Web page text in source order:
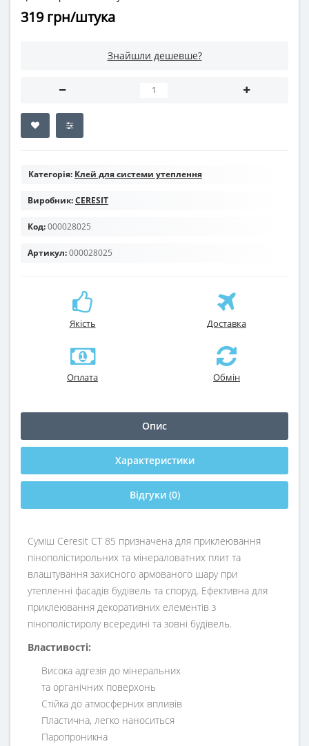
319 грн/штука
Знайшли дешевше?
Категорія: Клей для системи утеплення
Виробник:CERESIT
Код:000028025
Артикул:000028025
Якість Доставка
Оплата Обмін
Опис
Характеристики
Відгуки (0)
Суміш Ceresit СТ 85 призначена для приклеювання
пінополістирольних та мінераловатних плит та
влаштування захисного армованого шару при
утепленні фасадів будівель та споруд. Ефективна для
приклеювання декоративних елементів з
пінополістиролу всередині та зовні будівель.
Властивості:
Висока адгезія до мінеральних
та органічних поверхонь
Стійка до атмосферних впливів
Пластична, легко наноситься
Паропроникна